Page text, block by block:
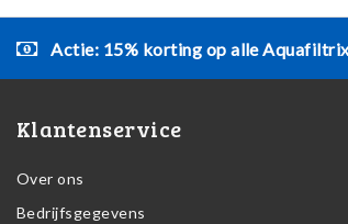
Actie: 15% korting op alle
Klantenservice
Over ons
Bedrijfsgegevens